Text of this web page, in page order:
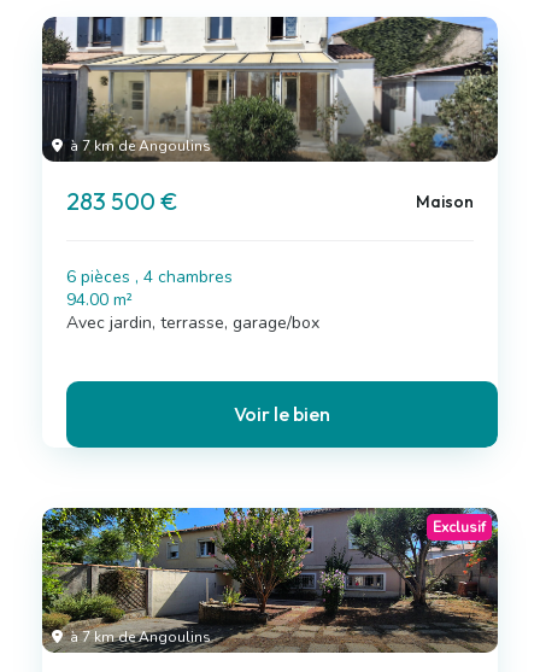
à 7 km de Angoulins
283 500 € Maison
6 pièces , 4 chambres
94.00 m²
Avec jardin, terrasse, garage/box
Voir le bien
à 7 km de Angoulins
Exclusif